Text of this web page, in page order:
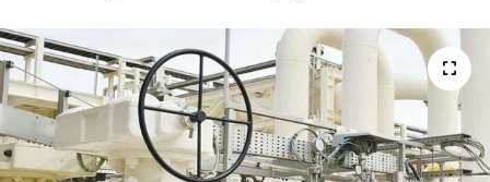
Dernekler, Odalar
Diğer
DÜNYA
Haber Arşivi